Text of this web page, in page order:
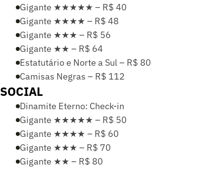
Gigante ★★★★★ – R$ 40
Gigante ★★★★ – R$ 48
Gigante ★★★ – R$ 56
Gigante ★★ – R$ 64
Estatutário e Norte a Sul – R$ 80
Camisas Negras – R$ 112
SOCIAL
Dinamite Eterno: Check-in
Gigante ★★★★★ – R$ 50
Gigante ★★★★ – R$ 60
Gigante ★★★ – R$ 70
Gigante ★★ – R$ 80